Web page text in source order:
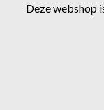
Deze webshop